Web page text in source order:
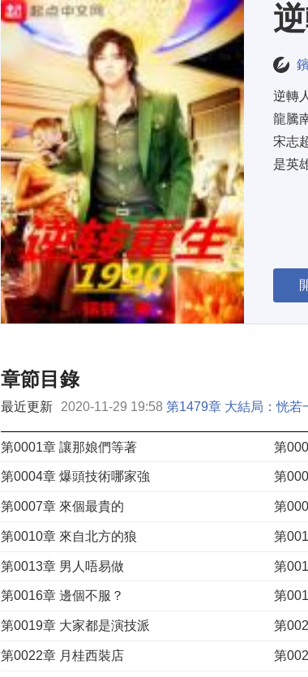
逆轉
龍騰
宋志
是英
章節目錄
最近更新 2020-11-29 19:58 第1479章 大結局：恍若
第0001章 讓那娘們等著 第
第0004章 爆頭技術哪家強 第
第0007章 來個最貴的 第
第0010章 來自北方的狼 第
第0013章 男人唔易做 第
第0016章 邊個不服？ 第
第0019章 大家都是演技派 第
第0022章 月桂西裝店 第